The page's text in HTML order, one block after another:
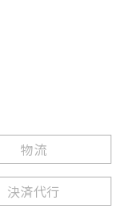
物流
決済代行